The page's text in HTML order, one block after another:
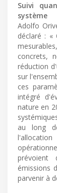
Suivi
système
Adolfo
déclaré : «
concrets,
réduction
sur
ces
intégré
nature en
au long
prévoient
émissions
parvenir à